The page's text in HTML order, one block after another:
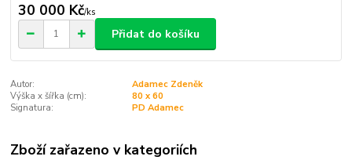
30 000 Kč/ks
Přidat do košíku
Autor:
Adamec Zdeněk
Výška x šířka (cm):
80 x 60
Signatura:
PD Adamec
Zboží zařazeno v kategoriích